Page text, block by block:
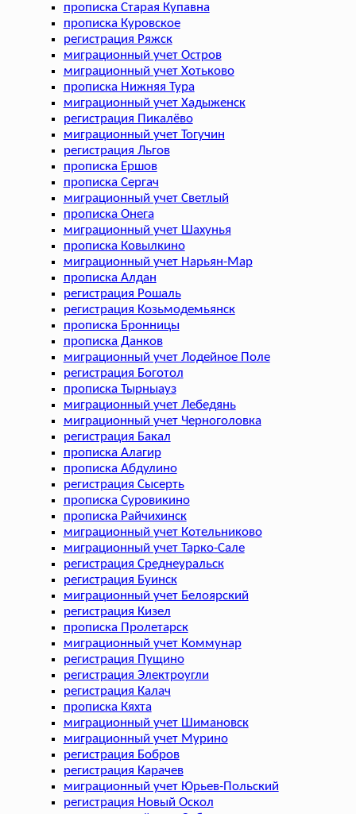
прописка Старая Купавна
прописка Куровское
регистрация Ряжск
миграционный учет Остров
миграционный учет Хотьково
прописка Нижняя Тура
миграционный учет Хадыженск
регистрация Пикалёво
миграционный учет Тогучин
регистрация Льгов
прописка Ершов
прописка Сергач
миграционный учет Светлый
прописка Онега
миграционный учет Шахунья
прописка Ковылкино
миграционный учет Нарьян-Мар
прописка Алдан
регистрация Рошаль
регистрация Козьмодемьянск
прописка Бронницы
прописка Данков
миграционный учет Лодейное Поле
регистрация Боготол
прописка Тырныауз
миграционный учет Лебедянь
миграционный учет Черноголовка
регистрация Бакал
прописка Алагир
прописка Абдулино
регистрация Сысерть
прописка Суровикино
прописка Райчихинск
миграционный учет Котельниково
миграционный учет Тарко-Сале
регистрация Среднеуральск
регистрация Буинск
миграционный учет Белоярский
регистрация Кизел
прописка Пролетарск
миграционный учет Коммунар
регистрация Пущино
регистрация Электроугли
регистрация Калач
прописка Кяхта
миграционный учет Шимановск
миграционный учет Мурино
регистрация Бобров
регистрация Карачев
миграционный учет Юрьев-Польский
регистрация Новый Оскол